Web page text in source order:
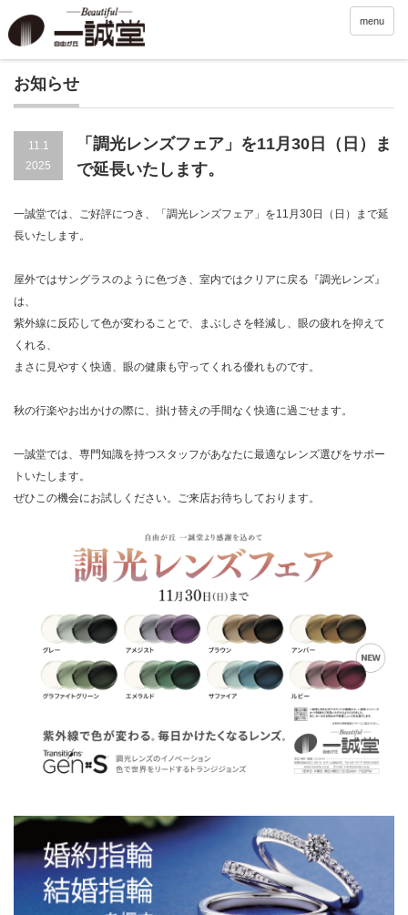
menu
お知らせ
11.1
2025
「調光レンズフェア」を11月30日（日）ま
で延長いたします。
一誠堂では、ご好評につき、「調光レンズフェア」を11月30日（日）まで延
長いたします。
屋外ではサングラスのように色づき、室内ではクリアに戻る『調光レンズ』
は、
紫外線に反応して色が変わることで、まぶしさを軽減し、眼の疲れを抑えて
くれる、
まさに見やすく快適、眼の健康も守ってくれる優れものです。
秋の行楽やお出かけの際に、掛け替えの手間なく快適に過ごせます。
一誠堂では、専門知識を持つスタッフがあなたに最適なレンズ選びをサポー
トいたします。
ぜひこの機会にお試しください。ご来店お待ちしております。